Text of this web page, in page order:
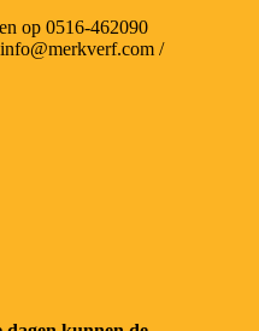
op 0516-462090
/